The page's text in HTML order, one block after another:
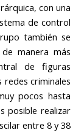
con una
de control
también se
manera más
de figuras
redes criminales
pocos hasta
posible realizar
entre 8 y 38